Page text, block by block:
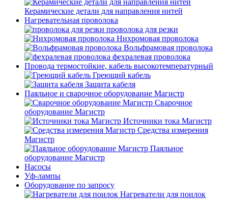
Керамические детали для направления нитей
Нагревательная проволока
проволока для резки
Нихромовая проволока
Вольфрамовая проволока
фехралевая проволока
Провода термостойкие, кабель высокотемпературный
Греющий кабель
Защита кабеля
Паяльное и сварочное оборудование Магистр
Сварочное
оборудование Магистр
Источники тока Магистр
Средства измерения
Магистр
Паяльное
оборудование Магистр
Насосы
Уф-лампы
Оборудование по запросу
Нагреватели для поилок